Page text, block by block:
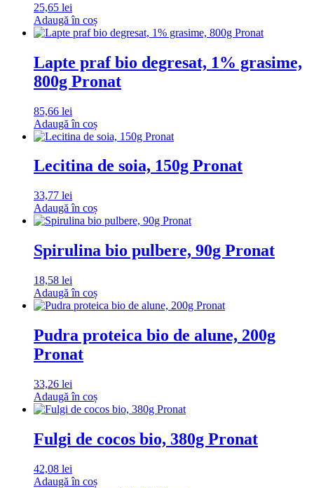
25,65 lei
Adaugă în coș
Lapte praf bio degresat, 1% grasime,
800g Pronat
85,66 lei
Adaugă în coș
Lecitina de soia, 150g Pronat
33,77 lei
Adaugă în coș
Spirulina bio pulbere, 90g Pronat
18,58 lei
Adaugă în coș
Pudra proteica bio de alune, 200g
Pronat
33,26 lei
Adaugă în coș
Fulgi de cocos bio, 380g Pronat
42,08 lei
Adaugă în coș